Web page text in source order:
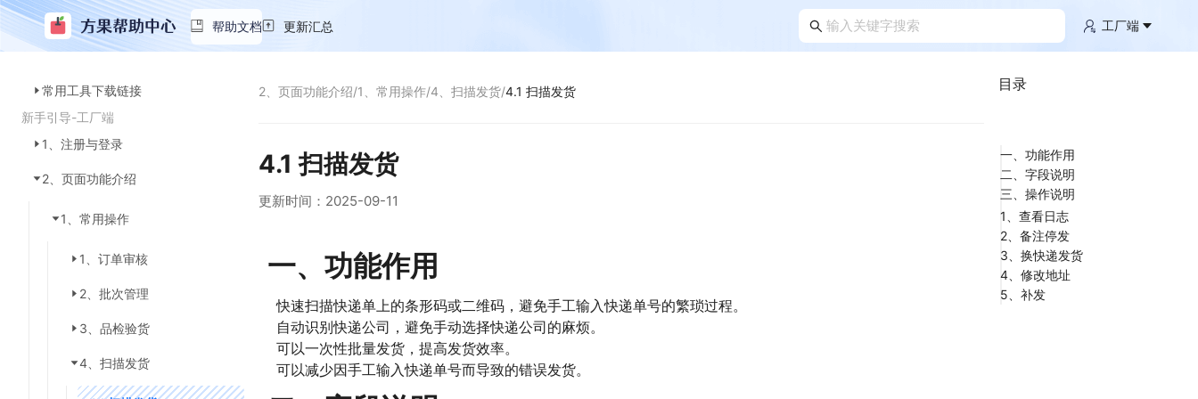
帮助文档 更新汇总 工厂端
常用工具下载链接
新手引导-工厂端
1、注册与登录
2、页面功能介绍
1、常用操作
1、订单审核
2、批次管理
3、品检验货
4、扫描发货
2、页面功能介绍/1、常用操作/4、扫描发货/4.1 扫描发货
4.1 扫描发货
更新时间： 2025-09-11
一、功能作用
快速扫描快递单上的条形码或二维码，避免手工输入快递单号的繁琐过程。
自动识别快递公司，避免手动选择快递公司的麻烦。
可以一次性批量发货，提高发货效率。
可以减少因手工输入快递单号而导致的错误发货。
目录
一、功能作用
二、字段说明
三、操作说明
1、查看日志
2、备注停发
3、换快递发货
4、修改地址
5、补发